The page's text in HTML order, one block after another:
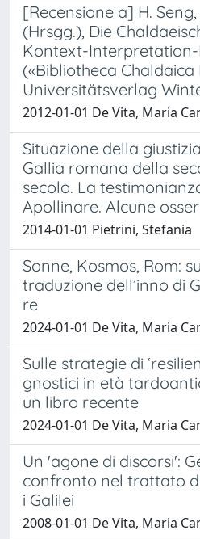
[Recensione a] H.
(Hrsgg.), Die
Kontext-Interpretation-
(«Bibliotheca Chaldaica
Universitätsverlag
2012-01-01 De Vita, Maria
Situazione della
Gallia romana della
secolo. La
Apollinare. Alcune
2014-01-01 Pietrini, Stefania
Sonne, Kosmos, Rom:
traduzione dell’inno di
re
2024-01-01 De Vita, Maria
Sulle strategie di
gnostici in età
un libro recente
2024-01-01 De Vita, Maria
Un 'agone di discorsi':
confronto nel trattato
i Galilei
2008-01-01 De Vita, Maria